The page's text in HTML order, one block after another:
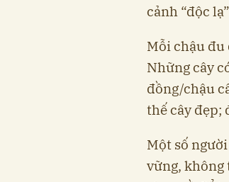
cảnh “độc
Mỗi chậu đu
Những cây
đồng/chậu
thế cây đẹp;
Một số
vững, không